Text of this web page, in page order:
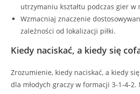
utrzymaniu kształtu podczas gier w
Wzmacniaj znaczenie
zależności od lokalizacji piłki.
Kiedy naciskać, a kiedy się
Zrozumienie, kiedy naciskać, a kiedy
dla młodych graczy w formacji 3-1-4-2.